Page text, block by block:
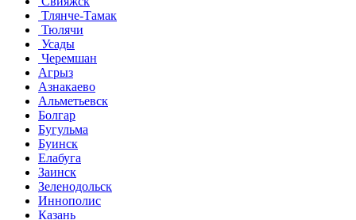
Тлянче-Тамак
Тюлячи
Усады
Черемшан
Агрыз
Азнакаево
Альметьевск
Болгар
Бугульма
Буинск
Елабуга
Заинск
Зеленодольск
Иннополис
Казань